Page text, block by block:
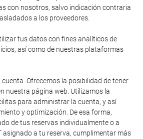
con nosotros, salvo indicación contraria
a los proveedores.
tus datos con fines analíticos de
así como de nuestras plataformas
Ofrecemos la posibilidad de tener
nuestra página web. Utilizamos la
para administrar la cuenta, y así
y optimización. De esa forma,
de tus reservas individualmente o a
asignado a tu reserva, cumplimentar más